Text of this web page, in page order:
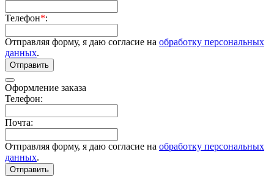
Телефон*:
Отправляя форму, я даю согласие на обработку персональных
данных.
Отправить
Оформление заказа
Телефон:
Почта:
Отправляя форму, я даю согласие на обработку персональных
данных.
Отправить